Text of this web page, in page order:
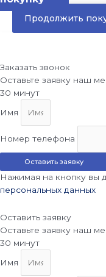
Продолжить
Заказать звонок
Оставьте заявку наш
30 минут
Имя
Номер телефона
Оставить заявку
Нажимая на кнопку вы
персональных данных
Оставить заявку
Оставьте заявку наш
30 минут
Имя